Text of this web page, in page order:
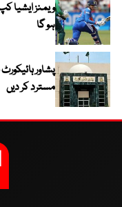
ہو گا
پشاور
مسترد کر دیں